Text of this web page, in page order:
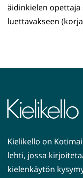
äidinkielen opettaja
luettavakseen
Kielikello on
lehti, jossa
kielenkäytön